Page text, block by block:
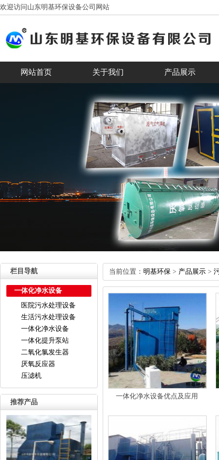
欢迎访问山东明基环保设备公司网站
网站首页 关于我们 产品展示
合作客户
栏目导航
一体化净水设备
医院污水处理设备
生活污水处理设备
一体化净水设备
一体化提升泵站
二氧化氯发生器
厌氧反应器
压滤机
推荐产品
当前位置： 明基环保 > 产品展示 >
一体化净水设备优点及应用